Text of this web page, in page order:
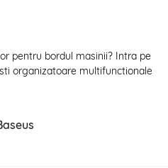
pentru bordul masinii? Intra pe
organizatoare multifunctionale